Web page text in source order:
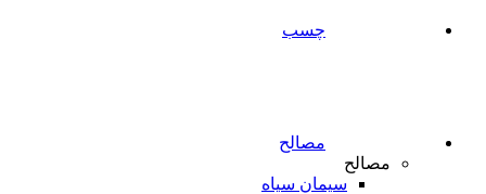
چسب
مصالح
مصالح
سیمان سیاه